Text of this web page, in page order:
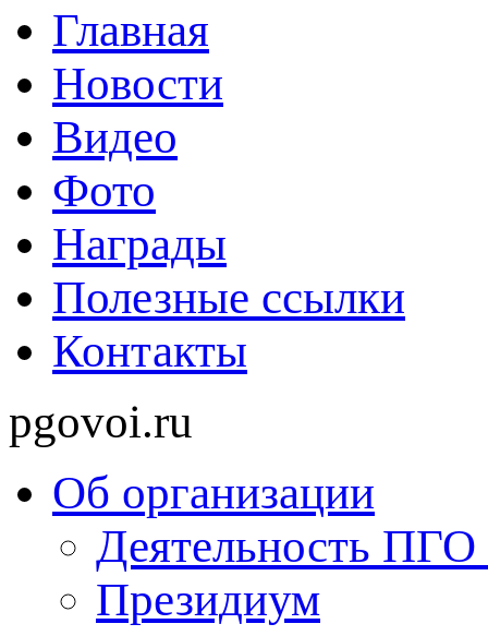
Главная
Новости
Видео
Фото
Награды
Полезные ссылки
Контакты
pgovoi.ru
Об организации
Деятельность
Президиум